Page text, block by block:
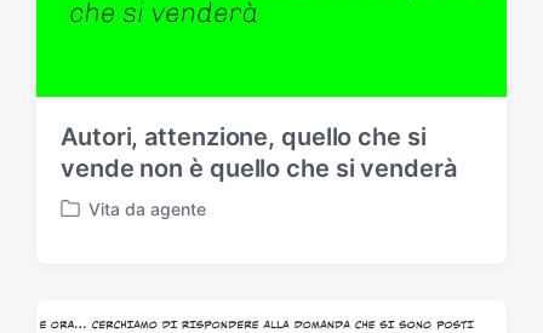
Autori, attenzione, quello che si
vende non è quello che si venderà
P
l
Vita da agente